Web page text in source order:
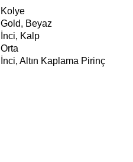
Kolye
Gold, Beyaz
İnci, Kalp
Orta
İnci, Altın Kaplama Pirinç